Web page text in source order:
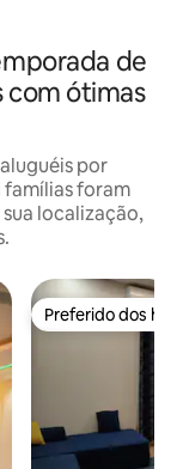
de
com ótimas
por
foram
localização,
Preferido dos
Preferido dos